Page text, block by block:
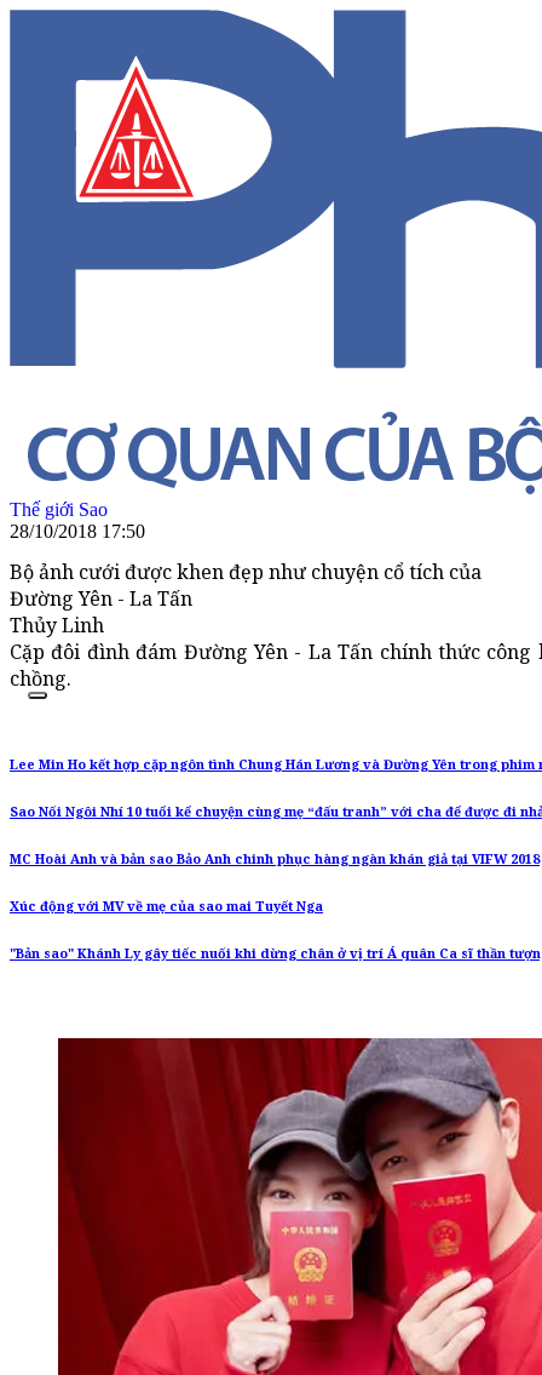
Thế giới Sao
28/10/2018 17:50
Bộ ảnh cưới được khen đẹp như chuyện cổ tích của
Đường Yên - La Tấn
Thủy Linh
Cặp đôi đình đám Đường Yên - La Tấn chính thức
chồng.
Lee Min Ho kết hợp cặp ngôn tình Chung Hán Lương và Đường Yên trong phim
Sao Nối Ngôi Nhí 10 tuổi kể chuyện cùng mẹ “đấu tranh” với cha để được đi
MC Hoài Anh và bản sao Bảo Anh chinh phục hàng ngàn khán giả tại VIFW 2018
Xúc động với MV về mẹ của sao mai Tuyết Nga
"Bản sao" Khánh Ly gây tiếc nuối khi dừng chân ở vị trí Á quân Ca sĩ thần